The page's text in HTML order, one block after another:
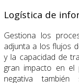
Logística de
Gestiona los
adjunta a los flujos
y la capacidad de
gran impacto en el
negativa